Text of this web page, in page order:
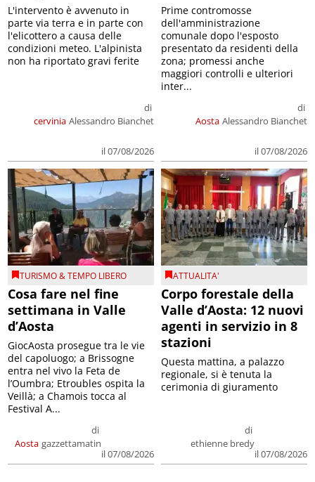
cervinia
di
Alessandro Bianchet
il 07/08/2026
L'intervento è avvenuto in
parte via terra e in parte con
l'elicottero a causa delle
condizioni meteo. L'alpinista
non ha riportato gravi ferite
Aosta
di
Alessandro Bianchet
il 07/08/2026
Prime contromosse
dell'amministrazione
comunale dopo l'esposto
presentato da residenti della
zona; promessi anche
maggiori controlli e ulteriori
inter...
TURISMO & TEMPO LIBERO
Cosa fare nel fine
settimana in Valle
d’Aosta
Aosta
di
gazzettamatin
il 07/08/2026
GiocAosta prosegue tra le vie
del capoluogo; a Brissogne
entra nel vivo la Feta de
l’Oumbra; Etroubles ospita la
Veillà; a Chamois tocca al
Festival A...
ATTUALITA'
Corpo forestale della
Valle d’Aosta: 12 nuovi
agenti in servizio in 8
stazioni
di
ethienne bredy
il 07/08/2026
Questa mattina, a palazzo
regionale, si è tenuta la
cerimonia di giuramento